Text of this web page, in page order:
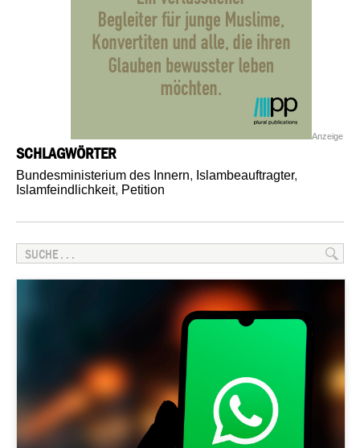
Anzeige
SCHLAGWÖRTER
Bundesministerium des Innern, Islambeauftragter,
Islamfeindlichkeit, Petition